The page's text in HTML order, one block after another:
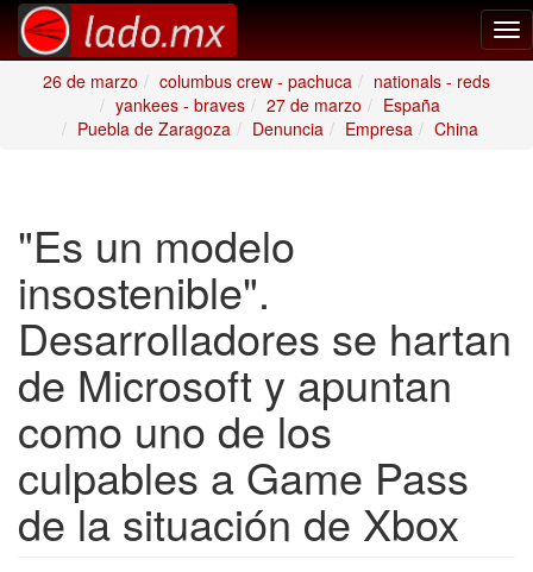
26 de marzo
columbus crew - pachuca
nationals - reds
yankees - braves
27 de marzo
España
Puebla de Zaragoza
Denuncia Empresa China
"Es un modelo
insostenible".
Desarrolladores se hartan
de Microsoft y apuntan
como uno de los
culpables a Game Pass
de la situación de Xbox